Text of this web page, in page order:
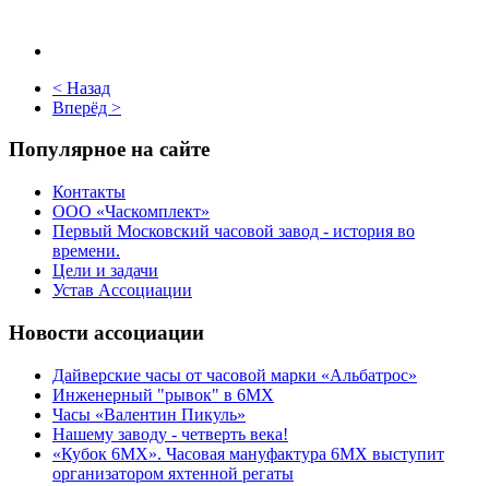
< Назад
Вперёд >
Популярное на сайте
Контакты
ООО «Часкомплект»
Первый Московский часовой завод - история во
времени.
Цели и задачи
Устав Ассоциации
Новости ассоциации
Дайверские часы от часовой марки «Альбатрос»
Инженерный "рывок" в 6МХ
Часы «Валентин Пикуль»
Нашему заводу - четверть века!
«Кубок 6МХ». Часовая мануфактура 6МХ выступит
организатором яхтенной регаты